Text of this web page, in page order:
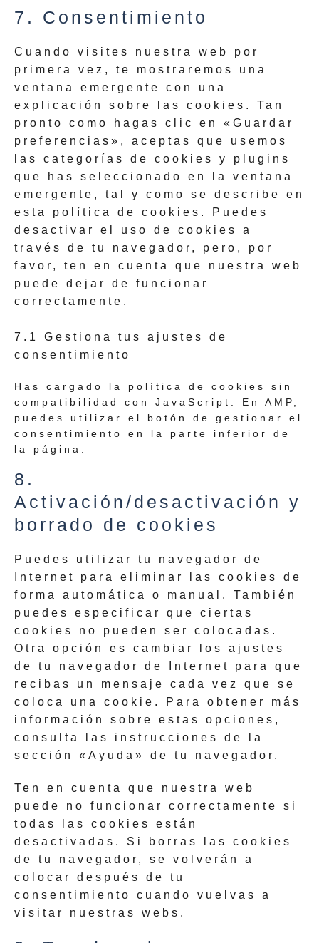
7. Consentimiento
Cuando visites nuestra web por
primera vez, te mostraremos una
ventana emergente con una
explicación sobre las cookies. Tan
pronto como hagas clic en «Guardar
preferencias», aceptas que usemos
las categorías de cookies y plugins
que has seleccionado en la ventana
emergente, tal y como se describe en
esta política de cookies. Puedes
desactivar el uso de cookies a
través de tu navegador, pero, por
favor, ten en cuenta que nuestra web
puede dejar de funcionar
correctamente.
7.1 Gestiona tus ajustes de
consentimiento
Has cargado la política de cookies sin
compatibilidad con JavaScript. En AMP,
puedes utilizar el botón de gestionar el
consentimiento en la parte inferior de
la página.
8.
Activación/desactivación y
borrado de cookies
Puedes utilizar tu navegador de
Internet para eliminar las cookies de
forma automática o manual. También
puedes especificar que ciertas
cookies no pueden ser colocadas.
Otra opción es cambiar los ajustes
de tu navegador de Internet para que
recibas un mensaje cada vez que se
coloca una cookie. Para obtener más
información sobre estas opciones,
consulta las instrucciones de la
sección «Ayuda» de tu navegador.
Ten en cuenta que nuestra web
puede no funcionar correctamente si
todas las cookies están
desactivadas. Si borras las cookies
de tu navegador, se volverán a
colocar después de tu
consentimiento cuando vuelvas a
visitar nuestras webs.